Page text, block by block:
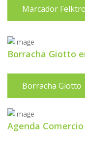
Marcador
Borracha Giotto
Borracha Giotto
Agenda